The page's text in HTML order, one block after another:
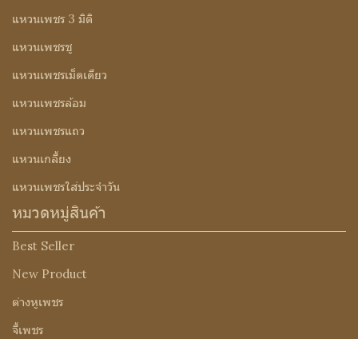
แหวนเพชร 3 มิติ
แหวนเพชรชู
แหวนเพชรเม็ดเดียว
แหวนเพชรล้อม
แหวนเพชรแถว
แหวนเกลี้ยง
แหวนเพชรใส่ประจำวัน
หมวดหมู่สินค้า
Best Seller
New Product
ต่างหูเพชร
จี้เพชร